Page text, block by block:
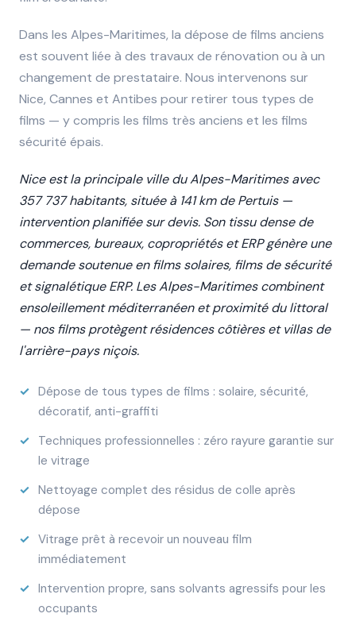
Dans les Alpes-Maritimes, la dépose de films anciens
est souvent liée à des travaux de rénovation ou à un
changement de prestataire. Nous intervenons sur
Nice, Cannes et Antibes pour retirer tous types de
films — y compris les films très anciens et les films
sécurité épais.
Nice est la principale ville du Alpes-Maritimes avec
357 737 habitants, située à 141 km de Pertuis —
intervention planifiée sur devis. Son tissu dense de
commerces, bureaux, copropriétés et ERP génère une
demande soutenue en films solaires, films de sécurité
et signalétique ERP. Les Alpes-Maritimes combinent
ensoleillement méditerranéen et proximité du littoral
— nos films protègent résidences côtières et villas de
l'arrière-pays niçois.
Dépose de tous types de films : solaire, sécurité,
décoratif, anti-graffiti
Techniques professionnelles : zéro rayure garantie sur
le vitrage
Nettoyage complet des résidus de colle après
dépose
Vitrage prêt à recevoir un nouveau film
immédiatement
Intervention propre, sans solvants agressifs pour les
occupants